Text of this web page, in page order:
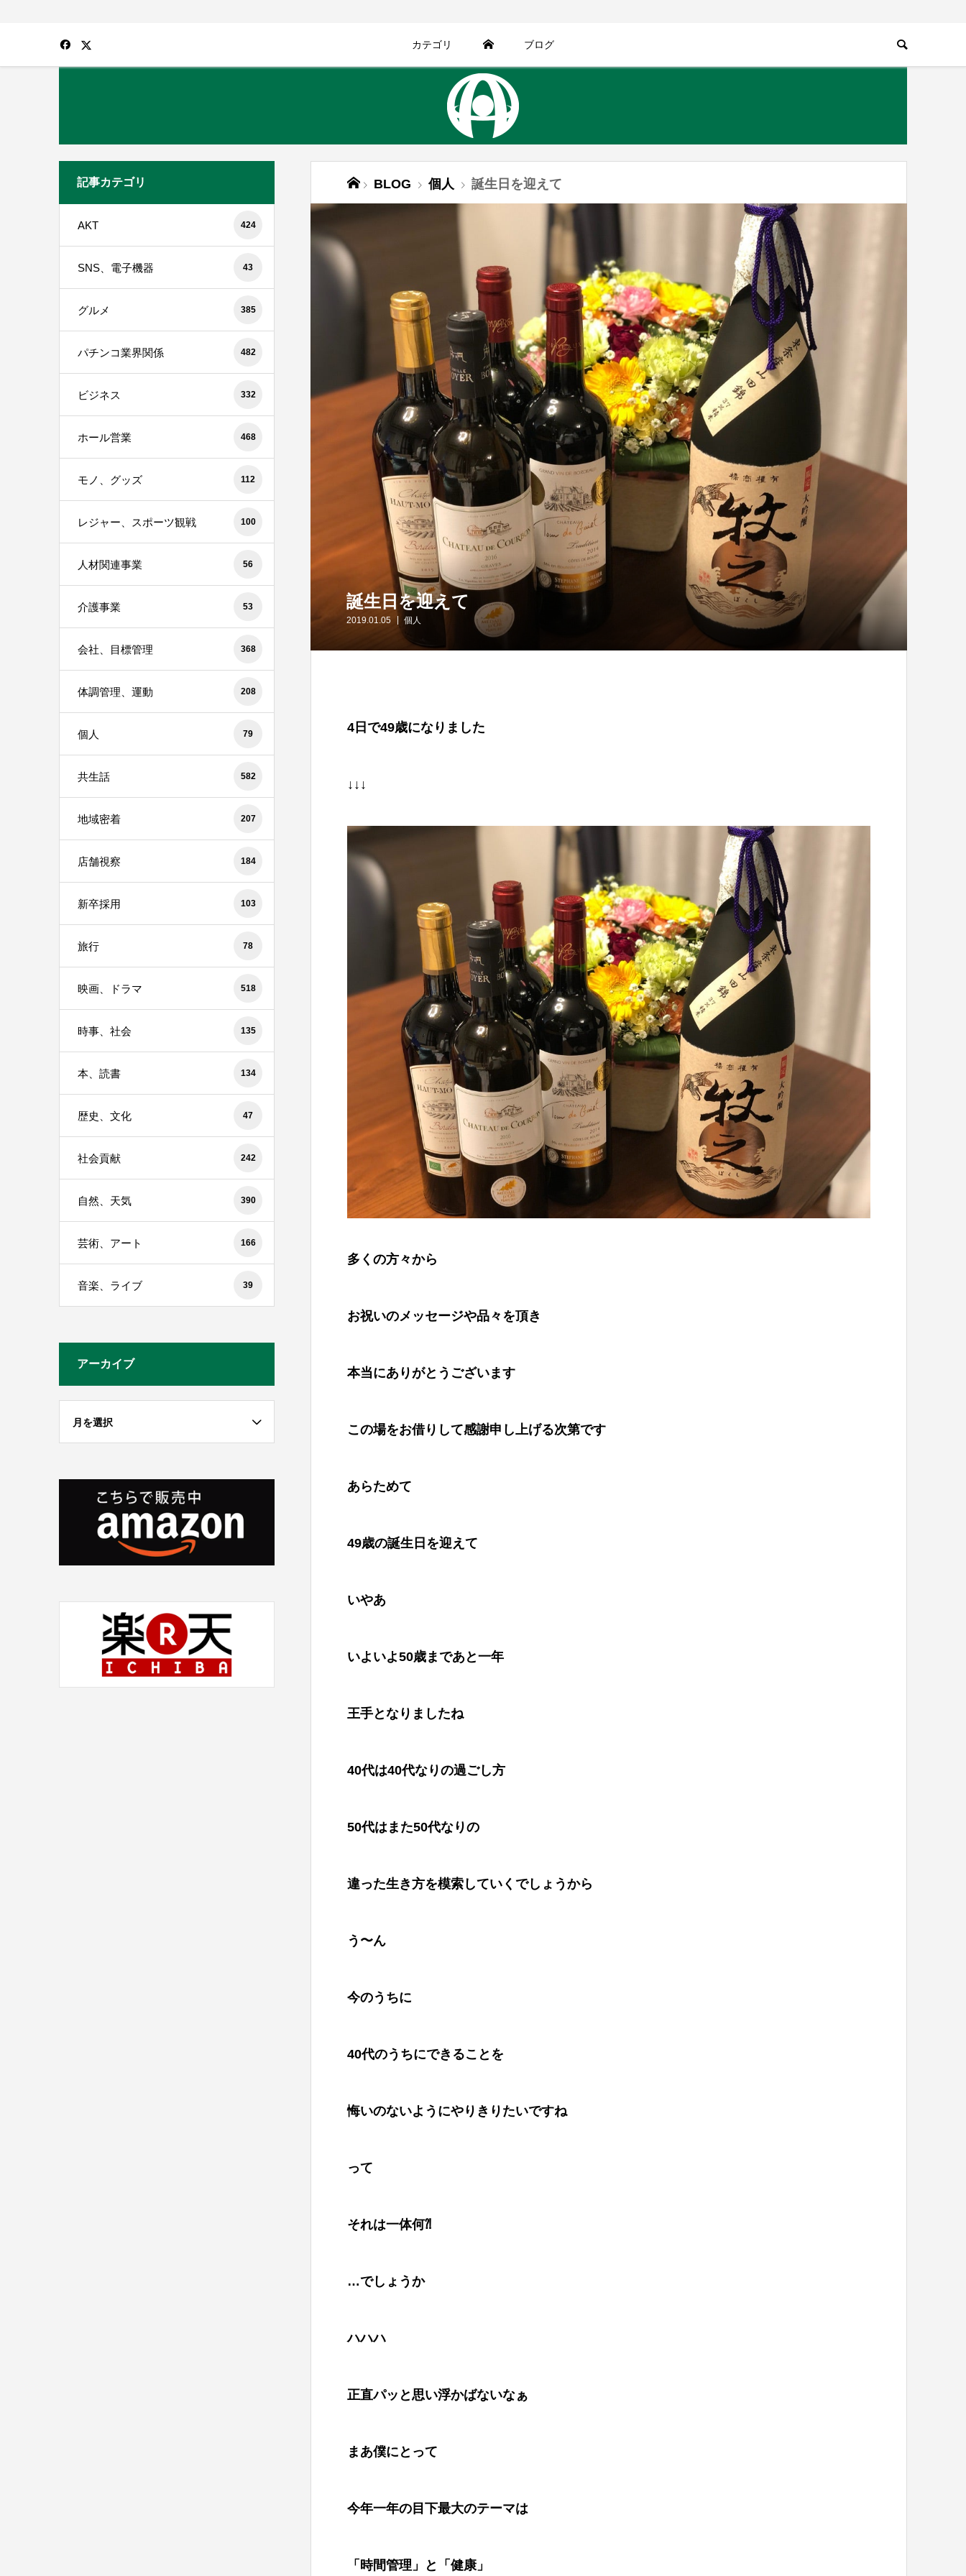
カテゴリ ブログ
BLOG 個人 誕生日を迎えて
誕生日を迎えて
2019.01.05 個人
4日で49歳になりました
↓↓↓
多くの方々から
お祝いのメッセージや品々を頂き
本当にありがとうございます
この場をお借りして感謝申し上げる次第です
あらためて
49歳の誕生日を迎えて
いやあ
いよいよ50歳まであと一年
王手となりましたね
40代は40代なりの過ごし方
50代はまた50代なりの
違った生き方を模索していくでしょうから
う〜ん
今のうちに
40代のうちにできることを
悔いのないようにやりきりたいですね
って
それは一体何⁈
…でしょうか
ハハハ
正直パッと思い浮かばないなぁ
まあ僕にとって
今年一年の目下最大のテーマは
「時間管理」と「健康」
記事カテゴリ
AKT 424
SNS、電子機器 43
グルメ 385
パチンコ業界関係 482
ビジネス 332
ホール営業 468
モノ、グッズ 112
レジャー、スポーツ観戦 100
人材関連事業 56
介護事業 53
会社、目標管理 368
体調管理、運動 208
個人 79
共生話 582
地域密着 207
店舗視察 184
新卒採用 103
旅行 78
映画、ドラマ 518
時事、社会 135
本、読書 134
歴史、文化 47
社会貢献 242
自然、天気 390
芸術、アート 166
音楽、ライブ 39
アーカイブ
月を選択